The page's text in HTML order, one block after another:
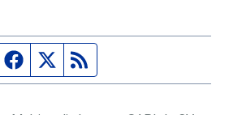
Página de Facebook
Fuente Twitter